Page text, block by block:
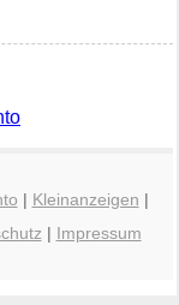
| Kleinanzeigen |
| Impressum